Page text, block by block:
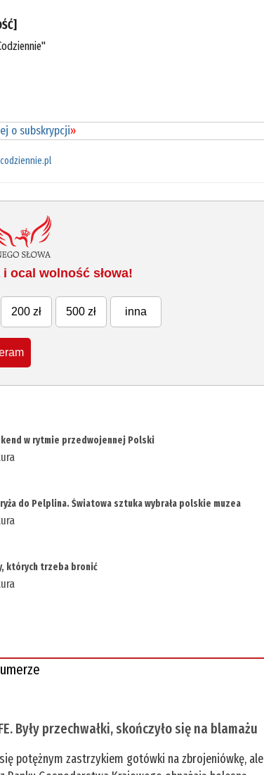
o subskrypcji»
ocal wolność słowa!
200 zł 500 zł inna
w rytmie przedwojennej Polski
do Pelplina. Światowa sztuka wybrała polskie muzea
których trzeba bronić
Były przechwałki, skończyło się na blamażu
się potężnym zastrzykiem gotówki na zbrojeniówkę, ale